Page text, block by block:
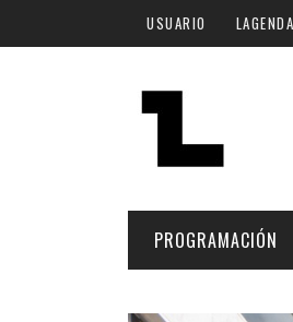
Pasar al contenido principal
USUARIO
PROGRAMACIÓN